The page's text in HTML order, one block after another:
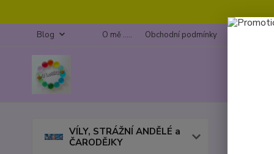
Blog O mě ..... Obchodní podmínky
VÍLY, STRÁŽNÍ ANDĚLÉ a
ČARODĚJKY